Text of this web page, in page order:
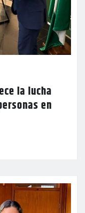
la lucha
en